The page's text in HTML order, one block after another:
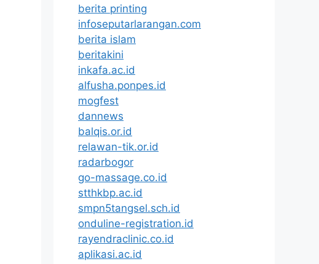
berita printing
infoseputarlarangan.com
berita islam
beritakini
inkafa.ac.id
alfusha.ponpes.id
mogfest
dannews
balqis.or.id
relawan-tik.or.id
radarbogor
go-massage.co.id
stthkbp.ac.id
smpn5tangsel.sch.id
onduline-registration.id
rayendraclinic.co.id
aplikasi.ac.id